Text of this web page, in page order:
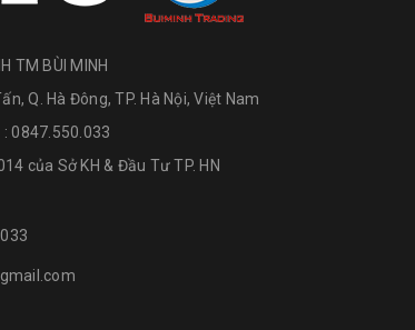
TM BÙI MINH
Q. Hà Đông, TP. Hà Nội, Việt Nam
: 0847.550.033
của Sở KH & Đầu Tư TP. HN